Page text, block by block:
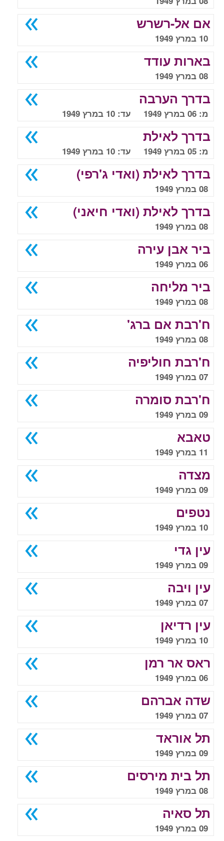
אם אל-רשרש
10 במרץ 1949
בארות עודד
08 במרץ 1949
בדרך הערבה
מ: 06 במרץ 1949 עד: 10 במרץ 1949
בדרך לאילת
מ: 05 במרץ 1949 עד: 10 במרץ 1949
בדרך לאילת (ואדי ג'רפי)
08 במרץ 1949
בדרך לאילת (ואדי חיאני)
08 במרץ 1949
ביר אבן עירה
06 במרץ 1949
ביר מליחה
08 במרץ 1949
ח'רבת אם ברג'
08 במרץ 1949
ח'רבת חוליפיה
07 במרץ 1949
ח'רבת סומרה
09 במרץ 1949
טאבא
11 במרץ 1949
מצדה
09 במרץ 1949
נטפים
10 במרץ 1949
עין גדי
09 במרץ 1949
עין ויבה
07 במרץ 1949
עין רדיאן
10 במרץ 1949
ראס אר רמן
06 במרץ 1949
שדה אברהם
07 במרץ 1949
תל אוראד
09 במרץ 1949
תל בית מירסים
08 במרץ 1949
תל סאיה
09 במרץ 1949